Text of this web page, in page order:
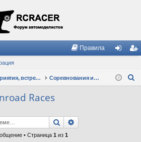
Правила
д ис
Мероприятия, встречи, клубы, правила Соревнования и Кубки
Races
Поиск
• Страница 1 из 1